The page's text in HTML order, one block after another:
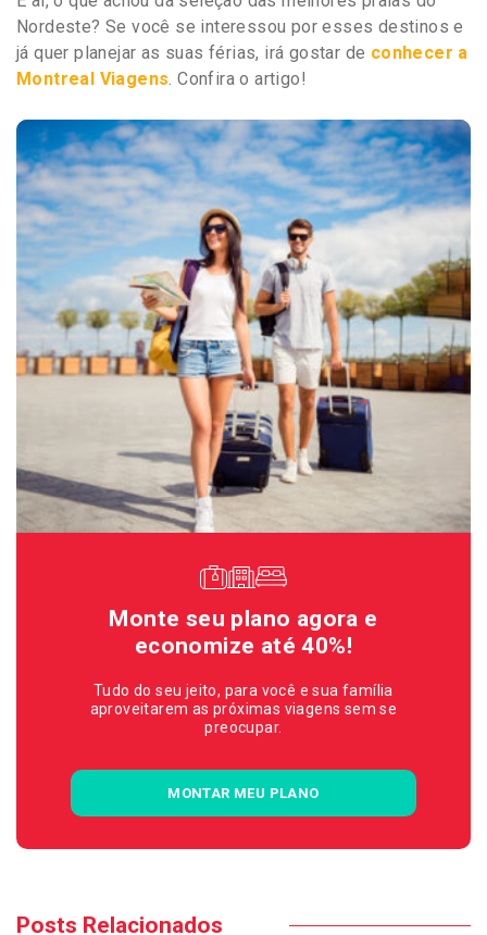
Nordeste? Se você se interessou por esses destinos e
já quer planejar as suas férias, irá gostar de conhecer a
Montreal Viagens. Confira o artigo!
Monte seu plano agora e
economize até 40%!
Tudo do seu jeito, para você e sua família
aproveitarem as próximas viagens sem se
preocupar.
MONTAR MEU PLANO
Posts Relacionados